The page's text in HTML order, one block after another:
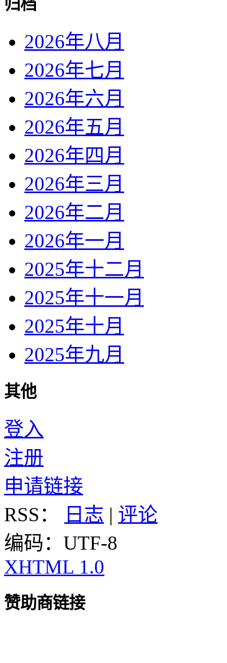
归档
2026年八月
2026年七月
2026年六月
2026年五月
2026年四月
2026年三月
2026年二月
2026年一月
2025年十二月
2025年十一月
2025年十月
2025年九月
其他
登入
注册
申请链接
RSS：
日志 | 评论
编码：UTF-8
XHTML 1.0
赞助商链接